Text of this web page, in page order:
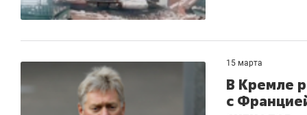
15 марта
В Кремле
с